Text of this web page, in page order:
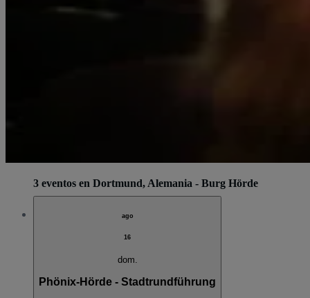
3 eventos en Dortmund, Alemania - Burg Hörde
ago
16
dom.
Phönix-Hörde - Stadtrundführung